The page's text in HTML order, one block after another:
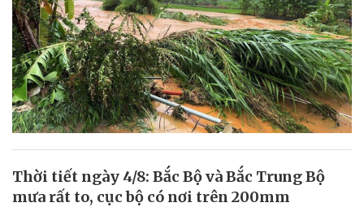
Thời tiết ngày 4/8: Bắc Bộ và Bắc Trung Bộ
mưa rất to, cục bộ có nơi trên 200mm